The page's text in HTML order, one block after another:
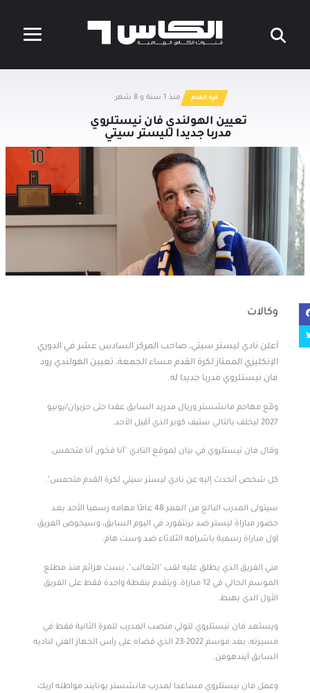
كرة القدم منذ 1 سنة و 8 شهر
تعيين الهولندي فان نيستلروي
مدربا جديدا لليستر سيتي
وكالات
أعلن نادي ليستر سيتي، صاحب المركز السادس عشر في الدوري
الإنكليزي الممتاز لكرة القدم مساء الجمعة، تعيين الهولندي رود
فان نيستلروي مدربا جديدا له.
وقّع مهاجم مانشستر وريال مدريد السابق عقدا حتى حزيران/يونيو
2027 ليخلف بالتالي ستيف كوبر الذي أقيل الأحد.
وقال فان نيستلروي في بيان لموقع النادي "أنا فخور، أنا متحمس.
كل شخص أتحدث إليه عن نادي ليستر سيتي لكرة القدم متحمس".
سيتولى المدرب البالغ من العمر 48 عامًا مهامه رسميا الأحد بعد
حضور مباراة ليستر ضد برنتفورد في اليوم السابق، وسيخوض الفريق
اول مباراة رسمية باشرافه الثلاثاء ضد وست هام.
مني الفريق الذي يطلق عليه لقب "الثعالب"، بست هزائم منذ مطلع
الموسم الحالي في 12 مباراة، ويتقدم بنقطة واحدة فقط على الفريق
الأول الذي يهبط.
ويستعد فان نيستلروي لتولي منصب المدرب للمرة الثانية فقط في
مسيرته، بعد موسم 2022-23 الذي قضاه على رأس الجهاز الفني لناديه
السابق أيندهوفن.
وعمل فان نيستلروي مساعدا لمدرب مانشستر يونايتد مواطنه اريك